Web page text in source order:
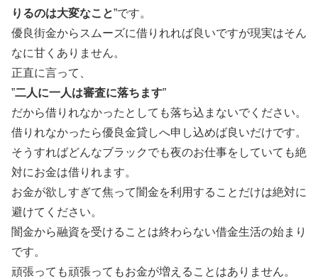
りるのは大変なこと”です。
優良街金からスムーズに借りれれば良いですが現実はそん
なに甘くありません。
正直に言って、
”二人に一人は審査に落ちます”
だから借りれなかったとしても落ち込まないでください。
借りれなかったら優良金貸しへ申し込めば良いだけです。
そうすればどんなブラックでも夜のお仕事をしていても絶
対にお金は借りれます。
お金が欲しすぎて焦って闇金を利用することだけは絶対に
避けてください。
闇金から融資を受けることは終わらない借金生活の始まり
です。
頑張っても頑張ってもお金が増えることはありません。